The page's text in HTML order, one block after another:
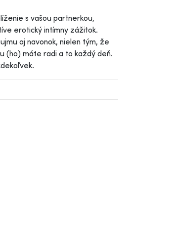
s vašou partnerkou,
erotický intímny zážitok.
aj navonok, nielen tým, že
(ho) máte radi a to každý deň.